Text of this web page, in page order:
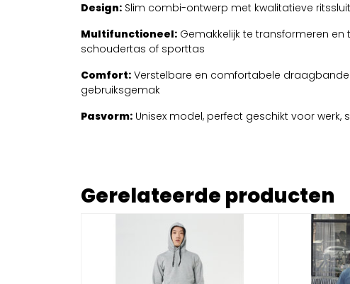
Design: Slim combi-ontwerp met kwalitatieve
Multifunctioneel: Gemakkelijk te transformeren en
schoudertas of sporttas
Comfort: Verstelbare en comfortabele
gebruiksgemak
Pasvorm: Unisex model, perfect geschikt voor werk,
Gerelateerde producten